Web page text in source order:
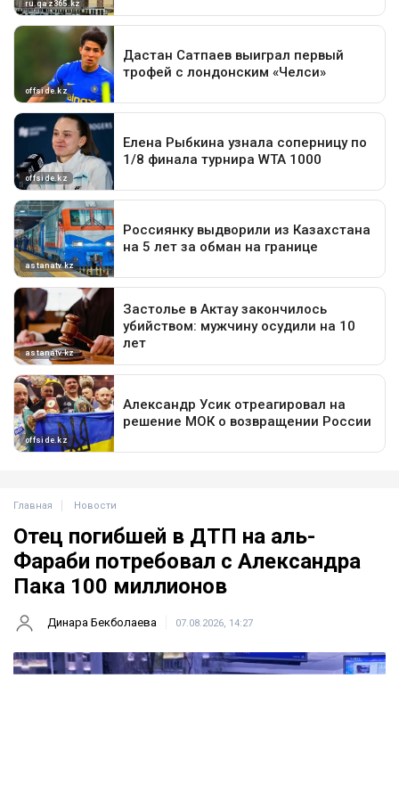
Главная Новости
Отец погибшей в ДТП на аль-
Фараби потребовал с Александра
Пака 100 миллионов
Динара Бекболаева 07.08.2026, 14:27